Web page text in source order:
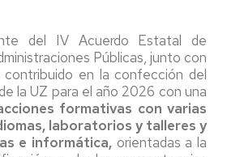
del IV Acuerdo Estatal de
Públicas, junto con
en la confección del
la UZ para el año 2026 con una
formativas con varias
laboratorios y talleres y
e informática, orientadas a la